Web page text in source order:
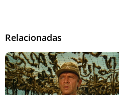
Relacionadas